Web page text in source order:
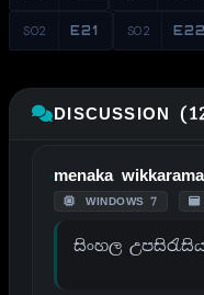
S02 E21 S02 E22
DISCUSSION
menaka
WINDOWS 7
සිංහල